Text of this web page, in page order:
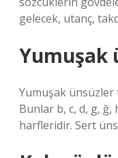
gelecek, utanç,
Yumuşak
Yumuşak
Bunlar b, c, d, g, ğ,
harfleridir. Sert